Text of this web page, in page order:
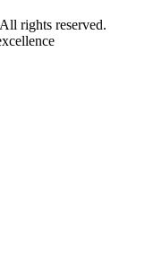
All rights reserved.